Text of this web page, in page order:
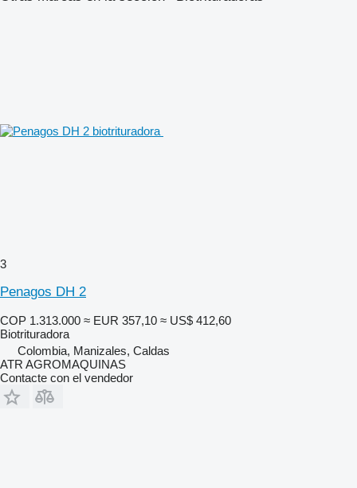
3
Penagos DH 2
COP 1.313.000 ≈ EUR 357,10 ≈ US$ 412,60
Biotrituradora
Colombia, Manizales, Caldas
ATR AGROMAQUINAS
Contacte con el vendedor